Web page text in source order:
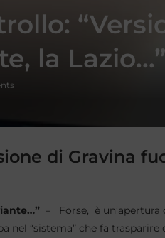
la Lazio…”
di Gravina
– Forse, è un’apertura
nel “sistema” che fa trasparire